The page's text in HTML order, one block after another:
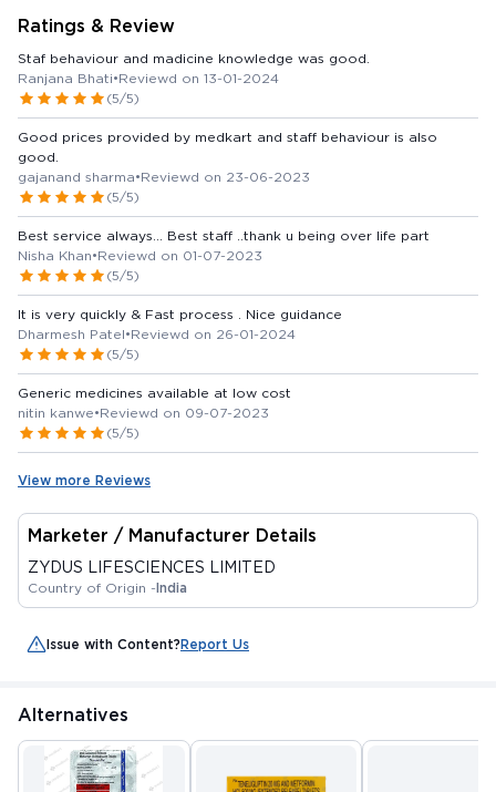
Ratings & Review
Staf behaviour and madicine knowledge was good.
Ranjana Bhati•Reviewd on 13-01-2024
(5/5)
Good prices provided by medkart and staff behaviour is also
good.
gajanand sharma•Reviewd on 23-06-2023
(5/5)
Best service always... Best staff ..thank u being over life part
Nisha Khan•Reviewd on 01-07-2023
(5/5)
It is very quickly & Fast process . Nice guidance
Dharmesh Patel•Reviewd on 26-01-2024
(5/5)
Generic medicines available at low cost
nitin kanwe•Reviewd on 09-07-2023
(5/5)
View more Reviews
Marketer / Manufacturer Details
ZYDUS LIFESCIENCES LIMITED
Country of Origin -India
Issue with Content?Report Us
Alternatives